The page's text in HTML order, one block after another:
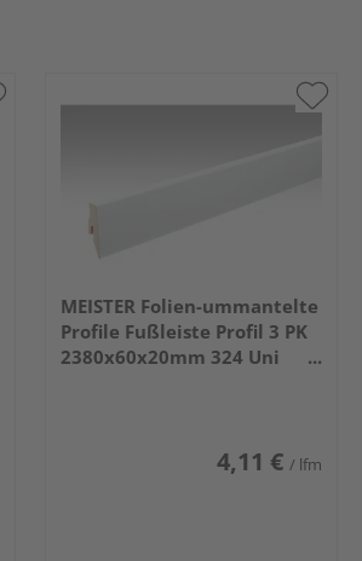
MEISTER Folien-ummantelte
Profile Fußleiste Profil 3 PK
2380x60x20mm 324 Uni
4,11 € / lfm